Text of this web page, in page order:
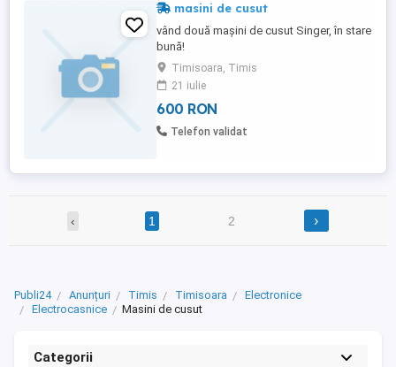
masini de cusut
vând două mașini de cusut Singer, în stare
bună!
Timisoara, Timis
21 iulie
600 RON
Telefon validat
‹ 1 2 ›
Publi24 Anunțuri Timis Timisoara
Electronice
Electrocasnice
Masini de cusut
Categorii